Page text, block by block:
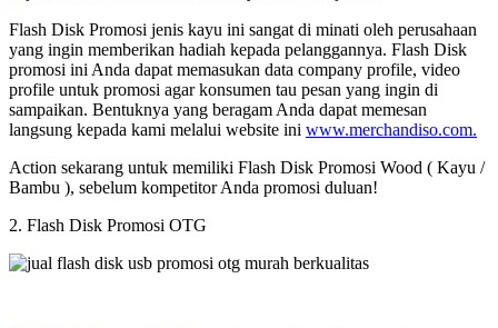
Flash Disk Promosi jenis kayu ini sangat di minati oleh perusahaan
yang ingin memberikan hadiah kepada pelanggannya. Flash Disk
promosi ini Anda dapat memasukan data company profile, video
profile untuk promosi agar konsumen tau pesan yang ingin di
sampaikan. Bentuknya yang beragam Anda dapat memesan
langsung kepada kami melalui website ini www.merchandiso.com.
Action sekarang untuk memiliki Flash Disk Promosi Wood ( Kayu /
Bambu ), sebelum kompetitor Anda promosi duluan!
2. Flash Disk Promosi OTG